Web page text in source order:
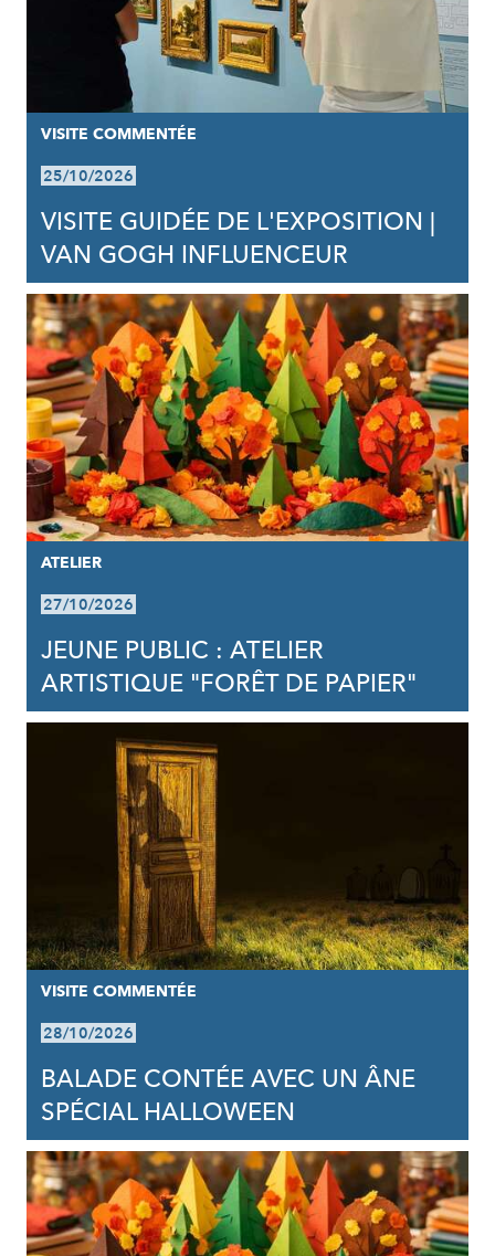
VISITE COMMENTÉE
25/10/2026
VISITE GUIDÉE DE L'EXPOSITION |
VAN GOGH INFLUENCEUR
ATELIER
27/10/2026
JEUNE PUBLIC : ATELIER
ARTISTIQUE "FORÊT DE PAPIER"
VISITE COMMENTÉE
28/10/2026
BALADE CONTÉE AVEC UN ÂNE
SPÉCIAL HALLOWEEN